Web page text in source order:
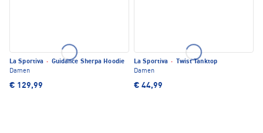
La Sportiva · Guidance Sherpa Hoodie
Damen
€ 129,99
La Sportiva ·
Twist Tanktop
Damen
€ 44,99